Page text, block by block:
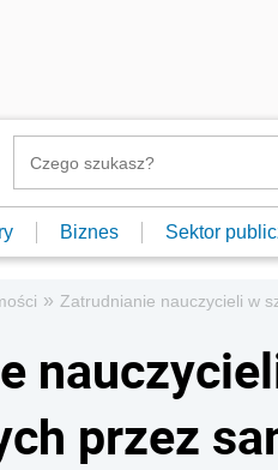
Biznes Sektor
» Zatrudnianie nauczycieli w
przez